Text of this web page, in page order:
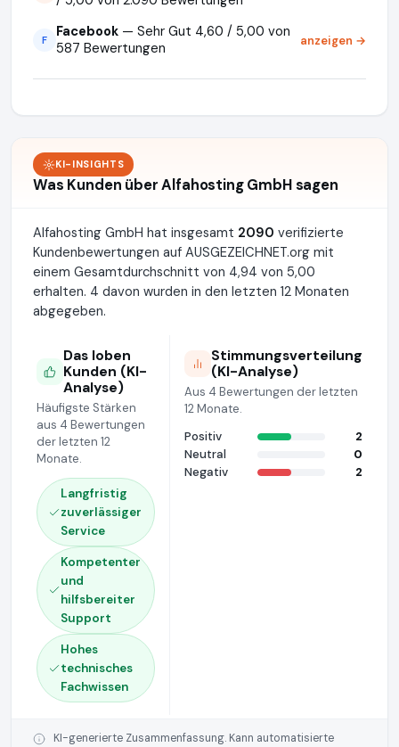
F Facebook — Sehr Gut 4,60 / 5,00 von
587 Bewertungen
anzeigen →
KI-INSIGHTS
Was Kunden über Alfahosting GmbH sagen
Alfahosting GmbH hat insgesamt 2090 verifizierte
Kundenbewertungen auf AUSGEZEICHNET.org mit
einem Gesamtdurchschnitt von 4,94 von 5,00
erhalten. 4 davon wurden in den letzten 12 Monaten
abgegeben.
Das loben
Kunden (KI-
Analyse)
Häufigste Stärken
aus 4 Bewertungen
der letzten 12
Monate.
Langfristig
zuverlässiger
Service
Kompetenter
und
hilfsbereiter
Support
Hohes
technisches
Fachwissen
Stimmungsverteilung
(KI-Analyse)
Aus 4 Bewertungen der letzten
12 Monate.
Positiv
2
Neutral
0
Negativ
2
KI-generierte Zusammenfassung. Kann automatisierte